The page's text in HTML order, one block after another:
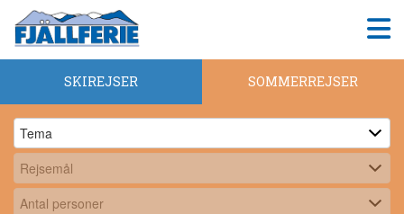
SKIREJSER SOMMERREJSER